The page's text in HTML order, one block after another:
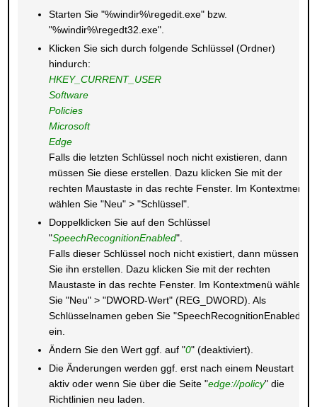
Starten Sie "%windir%\regedit.exe" bzw.
"%windir%\regedt32.exe".
Klicken Sie sich durch folgende Schlüssel (Ordner)
hindurch:
HKEY_CURRENT_USER
Software
Policies
Microsoft
Edge
Falls die letzten Schlüssel noch nicht existieren, dann
müssen Sie diese erstellen. Dazu klicken Sie mit der
rechten Maustaste in das rechte Fenster. Im Kontextmenü
wählen Sie "Neu" > "Schlüssel".
Doppelklicken Sie auf den Schlüssel
"SpeechRecognitionEnabled".
Falls dieser Schlüssel noch nicht existiert, dann müssen
Sie ihn erstellen. Dazu klicken Sie mit der rechten
Maustaste in das rechte Fenster. Im Kontextmenü wählen
Sie "Neu" > "DWORD-Wert" (REG_DWORD). Als
Schlüsselnamen geben Sie "SpeechRecognitionEnabled"
ein.
Ändern Sie den Wert ggf. auf "0" (deaktiviert).
Die Änderungen werden ggf. erst nach einem Neustart
aktiv oder wenn Sie über die Seite "edge://policy" die
Richtlinien neu laden.